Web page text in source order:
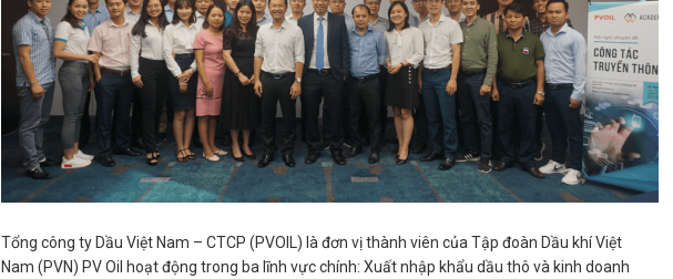
Tổng công ty Dầu Việt Nam – CTCP (PVOIL) là đơn vị thành viên của Tập đoàn Dầu khí Việt
Nam (PVN) PV Oil hoạt động trong ba lĩnh vực chính: Xuất nhập khẩu dầu thô và kinh doanh